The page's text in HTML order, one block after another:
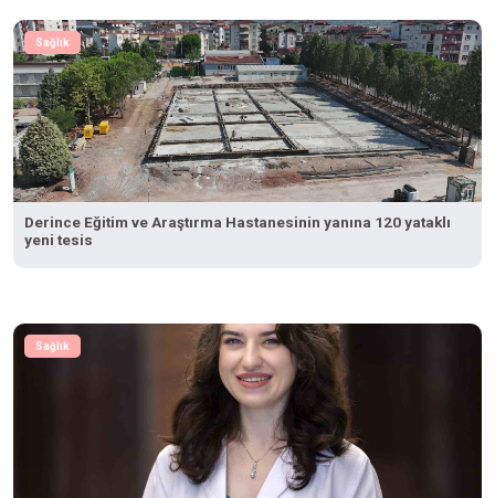
Sağlık
Derince Eğitim ve Araştırma Hastanesinin yanına 120 yataklı
yeni tesis
Sağlık